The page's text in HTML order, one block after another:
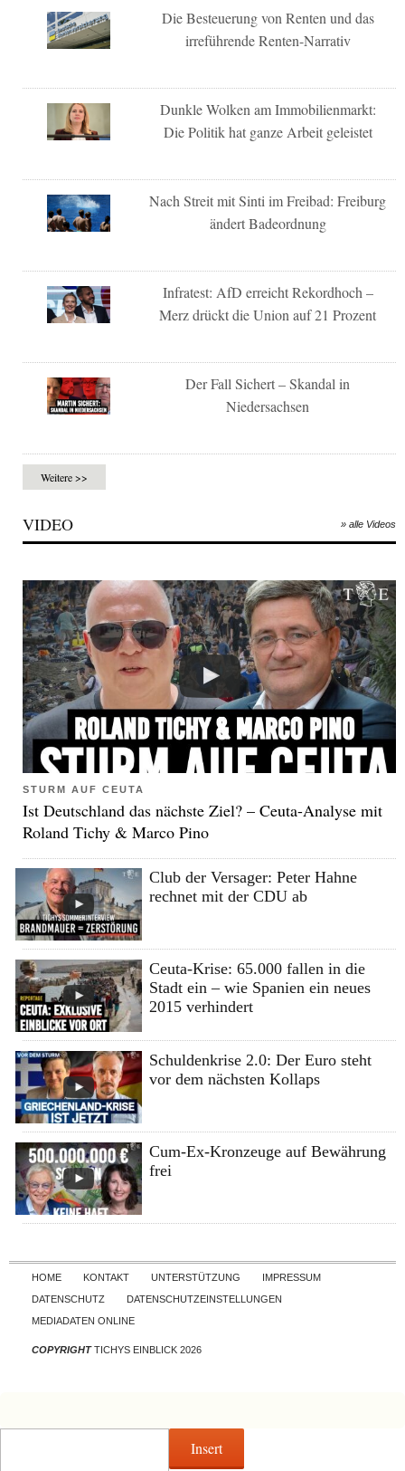
Die Besteuerung von Renten und das
irreführende Renten-Narrativ
Dunkle Wolken am Immobilienmarkt:
Die Politik hat ganze Arbeit geleistet
Nach Streit mit Sinti im Freibad: Freiburg
ändert Badeordnung
Infratest: AfD erreicht Rekordhoch –
Merz drückt die Union auf 21 Prozent
Der Fall Sichert – Skandal in
Niedersachsen
Weitere >>
VIDEO » alle Videos
STURM AUF CEUTA
Ist Deutschland das nächste Ziel? – Ceuta-Analyse mit
Roland Tichy & Marco Pino
Club der Versager: Peter Hahne
rechnet mit der CDU ab
Ceuta-Krise: 65.000 fallen in die
Stadt ein – wie Spanien ein neues
2015 verhindert
Schuldenkrise 2.0: Der Euro steht
vor dem nächsten Kollaps
Cum-Ex-Kronzeuge auf Bewährung
frei
Skip to content
HOME KONTAKT UNTERSTÜTZUNG
IMPRESSUM
DATENSCHUTZ
DATENSCHUTZEINSTELLUNGEN
MEDIADATEN ONLINE
COPYRIGHTTICHYS EINBLICK 2026
Insert